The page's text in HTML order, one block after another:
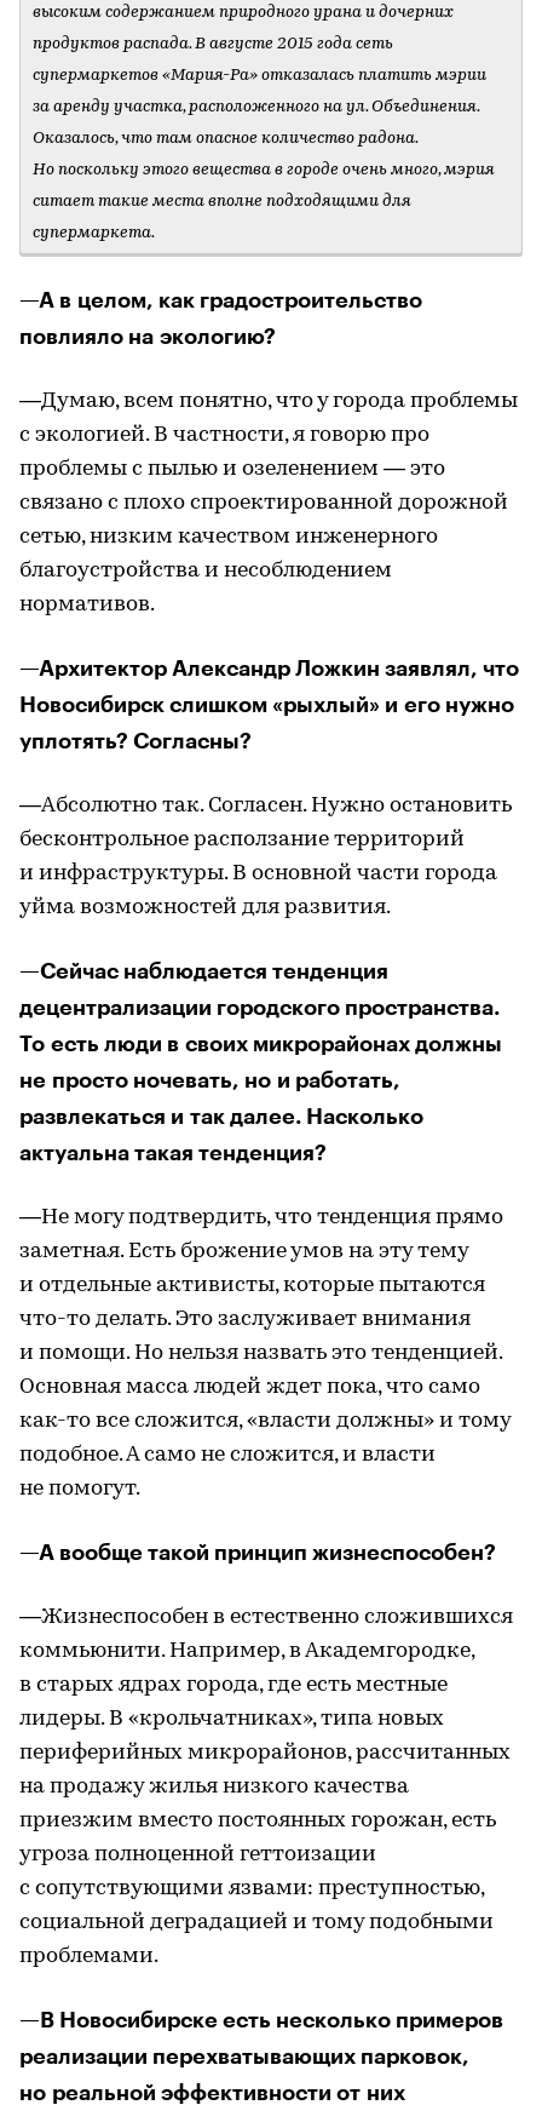
высоким содержанием природного урана и дочерних
продуктов распада. В августе 2015 года сеть
супермаркетов «Мария-Ра» отказалась платить мэрии
за аренду участка, расположенного на ул. Объединения.
Оказалось, что там опасное количество радона.
Но поскольку этого вещества в городе очень много, мэрия
ситает такие места вполне подходящими для
супермаркета.
—А в целом, как градостроительство
повлияло на экологию?
—Думаю, всем понятно, что у города проблемы
с экологией. В частности, я говорю про
проблемы с пылью и озеленением — это
связано с плохо спроектированной дорожной
сетью, низким качеством инженерного
благоустройства и несоблюдением
нормативов.
—Архитектор Александр Ложкин заявлял, что
Новосибирск слишком «рыхлый» и его нужно
уплотять? Согласны?
—Абсолютно так. Согласен. Нужно остановить
бесконтрольное расползание территорий
и инфраструктуры. В основной части города
уйма возможностей для развития.
—Сейчас наблюдается тенденция
децентрализации городского пространства.
То есть люди в своих микрорайонах должны
не просто ночевать, но и работать,
развлекаться и так далее. Насколько
актуальна такая тенденция?
—Не могу подтвердить, что тенденция прямо
заметная. Есть брожение умов на эту тему
и отдельные активисты, которые пытаются
что-то делать. Это заслуживает внимания
и помощи. Но нельзя назвать это тенденцией.
Основная масса людей ждет пока, что само
как-то все сложится, «власти должны» и тому
подобное. А само не сложится, и власти
не помогут.
—А вообще такой принцип жизнеспособен?
—Жизнеспособен в естественно сложившихся
коммьюнити. Например, в Академгородке,
в старых ядрах города, где есть местные
лидеры. В «крольчатниках», типа новых
периферийных микрорайонов, рассчитанных
на продажу жилья низкого качества
приезжим вместо постоянных горожан, есть
угроза полноценной геттоизации
с сопутствующими язвами: преступностью,
социальной деградацией и тому подобными
проблемами.
—В Новосибирске есть несколько примеров
реализации перехватывающих парковок,
но реальной эффективности от них